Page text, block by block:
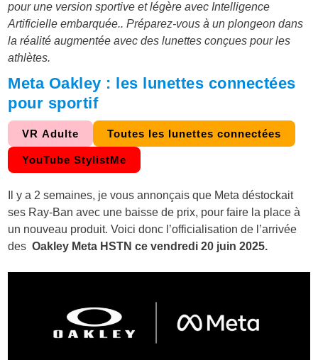
pour une version sportive et légère avec Intelligence
Artificielle embarquée.. Préparez-vous à un plongeon dans
la réalité augmentée avec des lunettes conçues pour les
athlètes.
Meta Oakley : les lunettes connectées
pour sportif
VR Adulte Toutes les lunettes connectées
YouTube StylistMe
Il y a 2 semaines, je vous annonçais que Meta déstockait
ses Ray-Ban avec une baisse de prix, pour faire la place à
un nouveau produit. Voici donc l’officialisation de l’arrivée
desOakley Meta HSTN ce vendredi 20 juin 2025.